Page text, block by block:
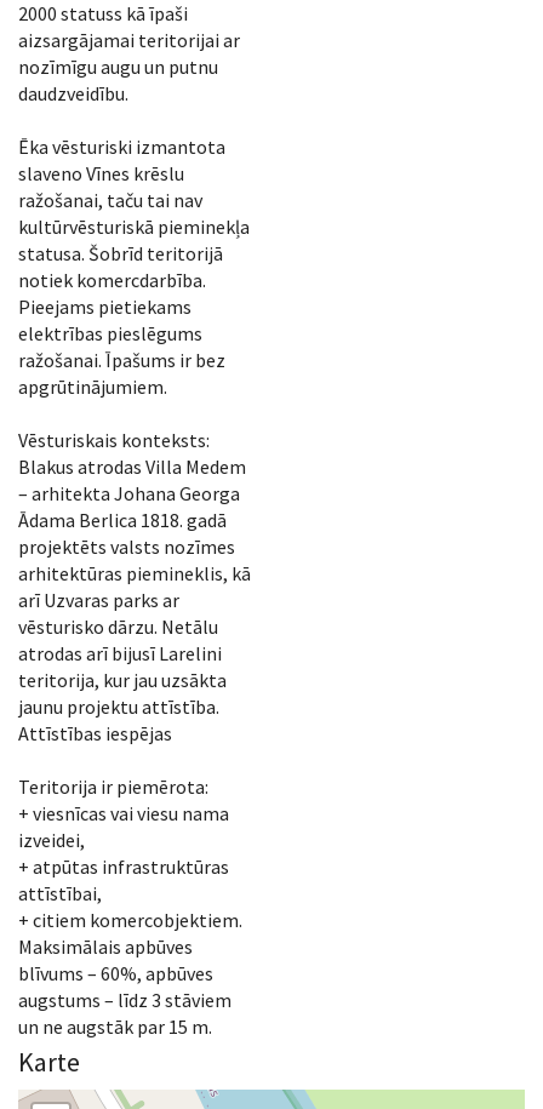
2000 statuss kā īpaši
aizsargājamai teritorijai ar
nozīmīgu augu un putnu
daudzveidību.
Ēka vēsturiski izmantota
slaveno Vīnes krēslu
ražošanai, taču tai nav
kultūrvēsturiskā pieminekļa
statusa. Šobrīd teritorijā
notiek komercdarbība.
Pieejams pietiekams
elektrības pieslēgums
ražošanai. Īpašums ir bez
apgrūtinājumiem.
Vēsturiskais konteksts:
Blakus atrodas Villa Medem
– arhitekta Johana Georga
Ādama Berlica 1818. gadā
projektēts valsts nozīmes
arhitektūras piemineklis, kā
arī Uzvaras parks ar
vēsturisko dārzu. Netālu
atrodas arī bijusī Larelini
teritorija, kur jau uzsākta
jaunu projektu attīstība.
Attīstības iespējas
Teritorija ir piemērota:
+ viesnīcas vai viesu nama
izveidei,
+ atpūtas infrastruktūras
attīstībai,
+ citiem komercobjektiem.
Maksimālais apbūves
blīvums – 60%, apbūves
augstums – līdz 3 stāviem
un ne augstāk par 15 m.
Karte